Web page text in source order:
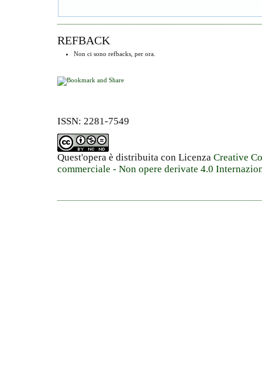
REFBACK
Non ci sono refbacks, per ora.
ISSN: 2281-7549
Quest'opera è distribuita con Licenza Creative
commerciale - Non opere derivate 4.0